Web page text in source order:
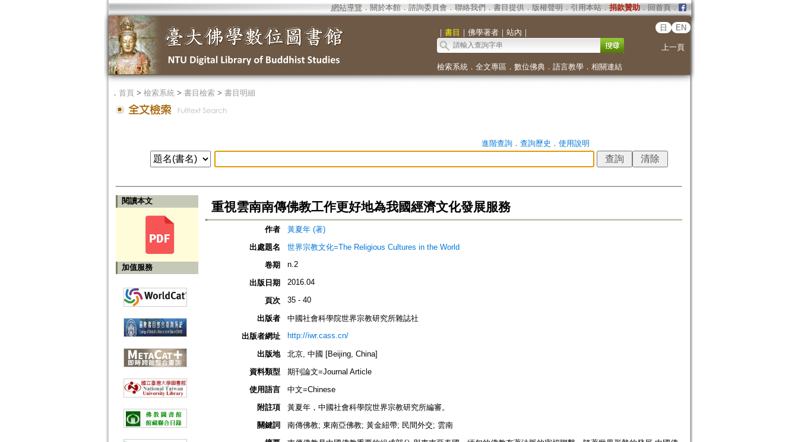
網站導覽 ． 關於本館． 諮詢委員會． 聯絡我們 ． 書目提供． 版權聲明 ． 引用本站． 捐款贊助．回首頁．
｜ 書目 ｜ 佛學著者｜ 站內 ｜
日 EN
上一頁
檢索系統． 全文專區 ． 數位佛典． 語言教學． 相關連結
． 首頁> 檢索系統> 書目檢索> 書目明細
進階查詢． 查詢歷史 ． 使用說明
閱讀本文
加值服務
重視雲南南傳佛教工作更好地為我國經濟文化發展服務
作者
黃夏年 (著)
出處題名
世界宗教文化=The Religious Cultures in the World
卷期
n.2
出版日期 2016.04
頁次 35 - 40
出版者
中國社會科學院世界宗教研究所雜誌社
出版者網址
http://iwr.cass.cn/
出版地
北京, 中國 [Beijing, China]
資料類型
期刊論文=Journal Article
使用語言
中文=Chinese
附註項
黃夏年，中國社會科學院世界宗教研究所編審。
關鍵詞
南傳佛教; 東南亞佛教; 黃金紐帶; 民間外交; 雲南